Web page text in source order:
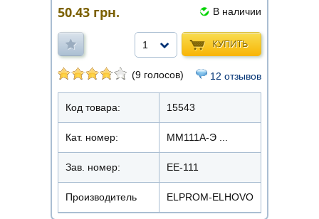
50.43 грн. В наличии
КУПИТЬ
1
(9 голосов) 12 отзывов
Код товара: 15543
Кат. номер: ММ111А-Э ...
Зав. номер: ЕЕ-111
Производитель ELPROM-ELHOVO